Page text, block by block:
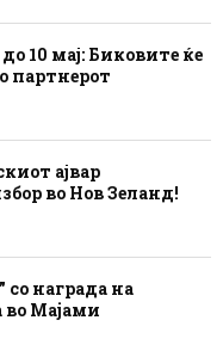
10 мај: Биковите ќе
партнерот
ајвар
во Нов Зеланд!
со награда на
во Мајами